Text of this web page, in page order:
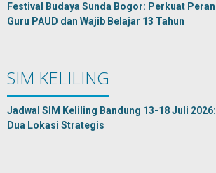
Festival Budaya Sunda Bogor: Perkuat Peran
Guru PAUD dan Wajib Belajar 13 Tahun
SIM KELILING
Jadwal SIM Keliling Bandung 13-18 Juli 2026:
Dua Lokasi Strategis